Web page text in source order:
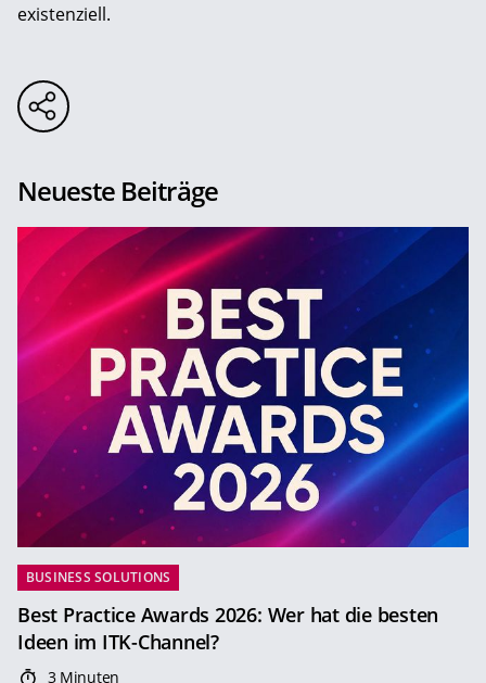
existenziell.
Neueste Beiträge
BUSINESS SOLUTIONS
Best Practice Awards 2026: Wer hat die besten
Ideen im ITK-Channel?
3 Minuten